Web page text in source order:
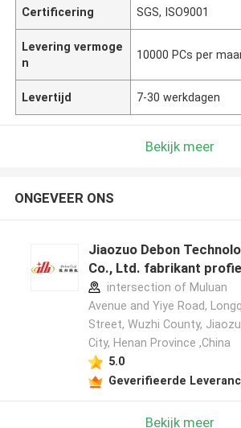
Certificering SGS, ISO9001
Levering vermoge
n
10000 PCs per
Levertijd 7-30 werkdagen
Bekijk meer
ONGEVEER ONS
Jiaozuo Debon
Co., Ltd. fabrikant
intersection of Muluan
Avenue and Yiye Road,
Street, Wuzhi County,
City, Henan Province ,China
5.0
Geverifieerde
Bekijk meer